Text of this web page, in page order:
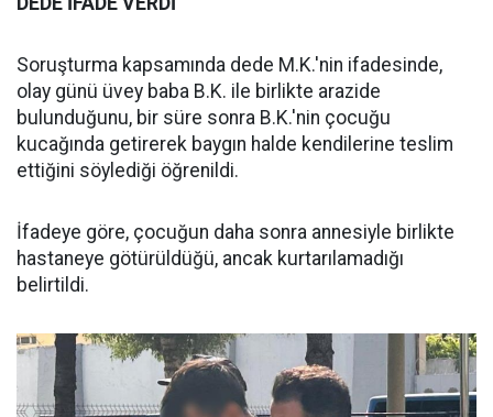
Soruşturma kapsamında dede M.K.'nin ifadesinde,
olay günü üvey baba B.K. ile birlikte arazide
bulunduğunu, bir süre sonra B.K.'nin çocuğu
kucağında getirerek baygın halde kendilerine teslim
ettiğini söylediği öğrenildi.
İfadeye göre, çocuğun daha sonra annesiyle birlikte
hastaneye götürüldüğü, ancak kurtarılamadığı
belirtildi.